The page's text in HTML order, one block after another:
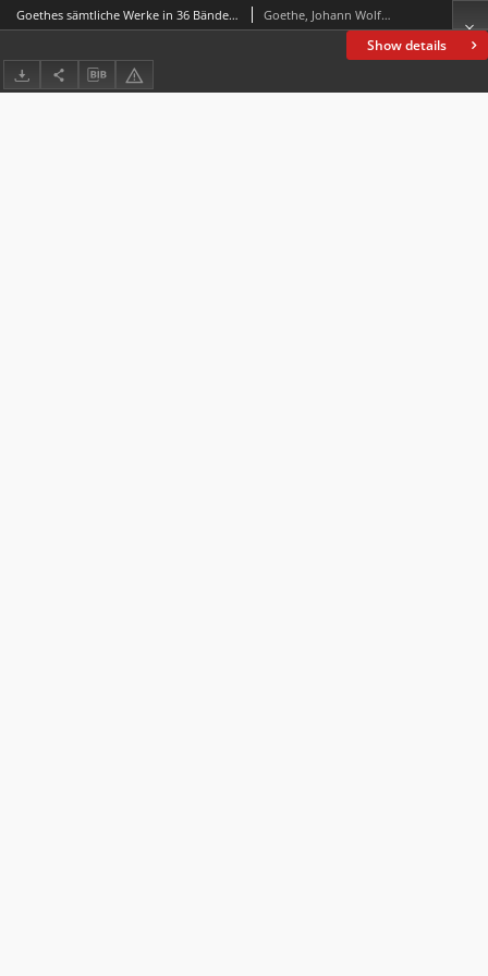
Show details
Goethes sämtliche Werke in 36 Bänden. Bd. 20, Aus meinem Leben : Dichtung und Wahrheit. T. 1-2 Goethe, Johann Wolfgang von (1749-1832)